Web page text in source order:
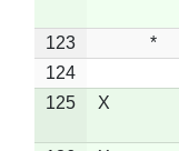
123 *
124
125
X